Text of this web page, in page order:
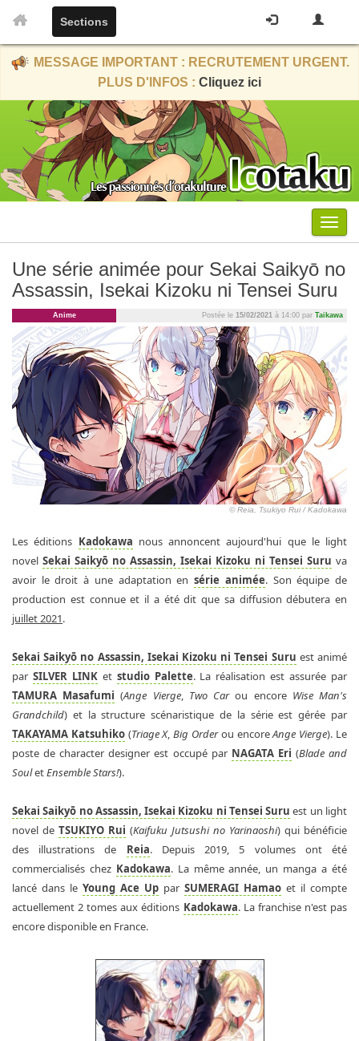
Sections
MESSAGE IMPORTANT : RECRUTEMENT URGENT.
PLUS D'INFOS : Cliquez ici
Menu
Une série animée pour Sekai Saikyō no
Assassin, Isekai Kizoku ni Tensei Suru
Anime Postée le 15/02/2021 à 14:00 par Taikawa
© Reia, Tsukiyo Rui / Kadokawa
Les éditions Kadokawa nous annoncent aujourd'hui que le light
novel Sekai Saikyō no Assassin, Isekai Kizoku ni Tensei Suru va
avoir le droit à une adaptation ensérie animée. Son équipe de
production est connue et il a été dit que sa diffusion débutera en
juillet 2021.
Sekai Saikyō no Assassin, Isekai Kizoku ni Tensei Suru est animé
par SILVER LINKet studio Palette. La réalisation est assurée par
TAMURA Masafumi (Ange Vierge, Two Carou encore Wise Man's
Grandchild) et la structure scénaristique de la série est gérée par
TAKAYAMA Katsuhiko(Triage X,Big Orderou encoreAnge Vierge). Le
poste de character designer est occupé par NAGATA Eri (Blade and
SouletEnsemble Stars!).
Sekai Saikyō no Assassin, Isekai Kizoku ni Tensei Suru est un light
novel de TSUKIYO Rui (Kaifuku Jutsushi no Yarinaoshi) qui bénéficie
des illustrations de Reia. Depuis 2019, 5 volumes ont été
commercialisés chez Kadokawa. La même année, un manga a été
lancé dans le Young Ace Up par SUMERAGI Hamao et il compte
actuellement 2 tomes aux éditions Kadokawa. La franchise n'est pas
encore disponible en France.